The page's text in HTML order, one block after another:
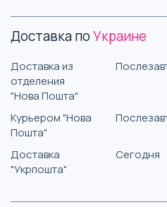
Доставка поУкраине
Доставка из
отделения
"Нова Пошта"
Курьером "Нова
Пошта"
Доставка
"Укрпошта"
Сегодня